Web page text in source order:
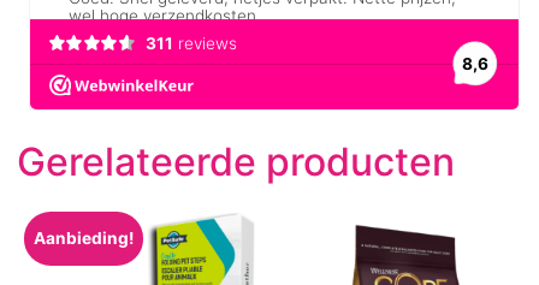
Gerelateerde producten
Aanbieding!